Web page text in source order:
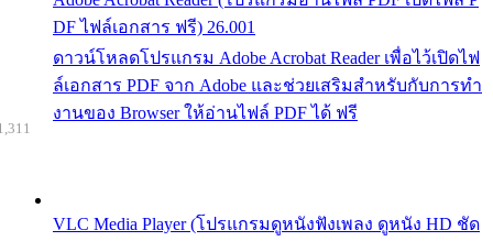
DF ไฟล์เอกสาร ฟรี) 26.001
ดาวน์โหลดโปรแกรม Adobe Acrobat Reader เพื่อไว้เปิดไฟ
ล์เอกสาร PDF จาก Adobe และช่วยเสริมสำหรับกับการทำ
งานของ Browser ให้อ่านไฟล์ PDF ได้ ฟรี
VLC Media Player (โปรแกรมดูหนังฟังเพลง ดูหนัง HD ชัด